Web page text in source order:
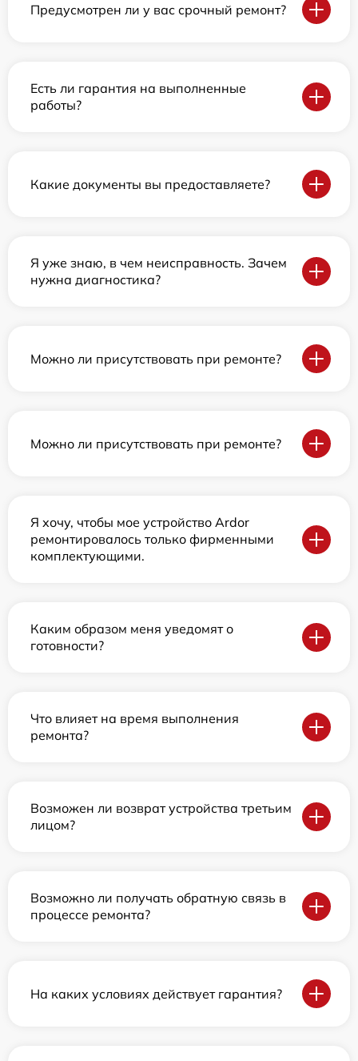
Предусмотрен ли у вас срочный ремонт?
Есть ли гарантия на выполненные
работы?
Какие документы вы предоставляете?
Я уже знаю, в чем неисправность. Зачем
нужна диагностика?
Можно ли присутствовать при ремонте?
Можно ли присутствовать при ремонте?
Я хочу, чтобы мое устройство Ardor
ремонтировалось только фирменными
комплектующими.
Каким образом меня уведомят о
готовности?
Что влияет на время выполнения
ремонта?
Возможен ли возврат устройства третьим
лицом?
Возможно ли получать обратную связь в
процессе ремонта?
На каких условиях действует гарантия?